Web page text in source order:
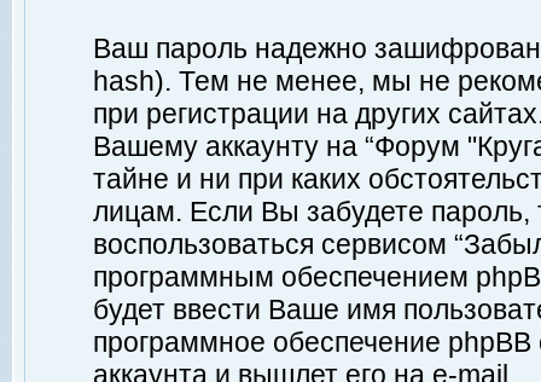
Ваш пароль надежно
hash). Тем не менее, мы не
при регистрации на других
Вашему аккаунту на “Форум
тайне и ни при каких
лицам. Если Вы забудете пароль,
воспользоваться сервисом
программным обеспечением
будет ввести Ваше имя
программное обеспечение
аккаунта и вышлет его на e-mail.